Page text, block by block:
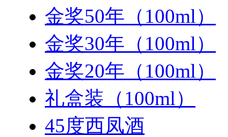
金奖50年（100ml）
金奖30年（100ml）
金奖20年（100ml）
礼盒装（100ml）
45度西凤酒